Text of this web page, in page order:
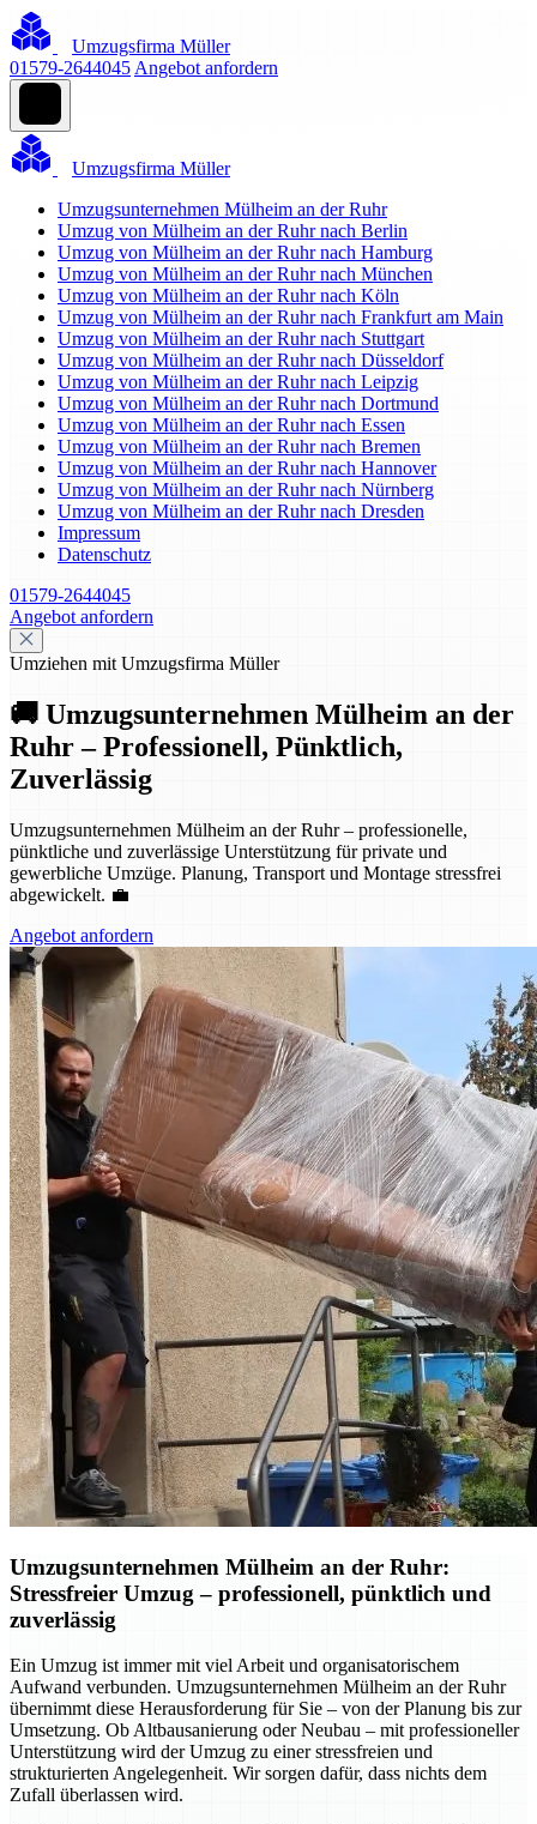
Umzugsfirma Müller
01579-2644045 Angebot anfordern
Umzugsfirma Müller
Umzugsunternehmen Mülheim an der Ruhr
Umzug von Mülheim an der Ruhr nach Berlin
Umzug von Mülheim an der Ruhr nach Hamburg
Umzug von Mülheim an der Ruhr nach München
Umzug von Mülheim an der Ruhr nach Köln
Umzug von Mülheim an der Ruhr nach Frankfurt am Main
Umzug von Mülheim an der Ruhr nach Stuttgart
Umzug von Mülheim an der Ruhr nach Düsseldorf
Umzug von Mülheim an der Ruhr nach Leipzig
Umzug von Mülheim an der Ruhr nach Dortmund
Umzug von Mülheim an der Ruhr nach Essen
Umzug von Mülheim an der Ruhr nach Bremen
Umzug von Mülheim an der Ruhr nach Hannover
Umzug von Mülheim an der Ruhr nach Nürnberg
Umzug von Mülheim an der Ruhr nach Dresden
Impressum
Datenschutz
01579-2644045
Angebot anfordern
Umziehen mit Umzugsfirma Müller
🚚 Umzugsunternehmen Mülheim an der
Ruhr – Professionell, Pünktlich,
Zuverlässig
Umzugsunternehmen Mülheim an der Ruhr – professionelle,
pünktliche und zuverlässige Unterstützung für private und
gewerbliche Umzüge. Planung, Transport und Montage stressfrei
abgewickelt. 💼
Angebot anfordern
Umzugsunternehmen Mülheim an der Ruhr:
Stressfreier Umzug – professionell, pünktlich und
zuverlässig
Ein Umzug ist immer mit viel Arbeit und organisatorischem
Aufwand verbunden. Umzugsunternehmen Mülheim an der Ruhr
übernimmt diese Herausforderung für Sie – von der Planung bis zur
Umsetzung. Ob Altbausanierung oder Neubau – mit professioneller
Unterstützung wird der Umzug zu einer stressfreien und
strukturierten Angelegenheit. Wir sorgen dafür, dass nichts dem
Zufall überlassen wird.